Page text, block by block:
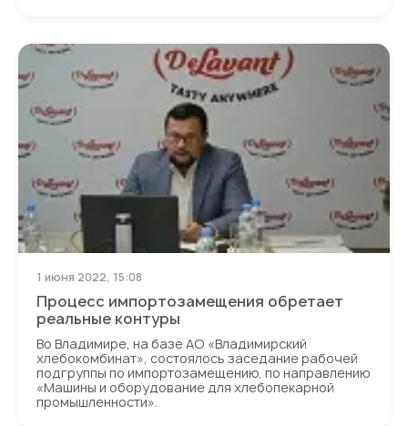
Процесс импортозамещения обретает
реальные контуры
1 июня 2022, 15:08
Во Владимире, на базе АО «Владимирский
хлебокомбинат», состоялось заседание рабочей
подгруппы по импортозамещению, по направлению
«Машины и оборудование для хлебопекарной
промышленности».